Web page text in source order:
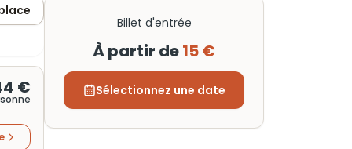
€
Billet d'entrée
À partir de15 €
Sélectionnez une date